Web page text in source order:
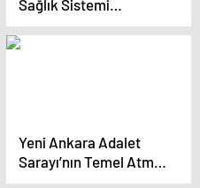
Sağlık Sistemi
Hakkında Açıklamalar
Yeni Ankara Adalet
Sarayı’nın Temel Atma
Töreni 19 Eylül’de